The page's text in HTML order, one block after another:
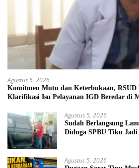
Agustus 5, 2026
Komitmen Mutu dan Keterbukaan, RSUD
Klarifikasi Isu Pelayanan IGD Beredar di
Agustus 5, 2026
Sudah Berlangsung
Diduga SPBU Tiku Jadi
Agustus 5, 2026